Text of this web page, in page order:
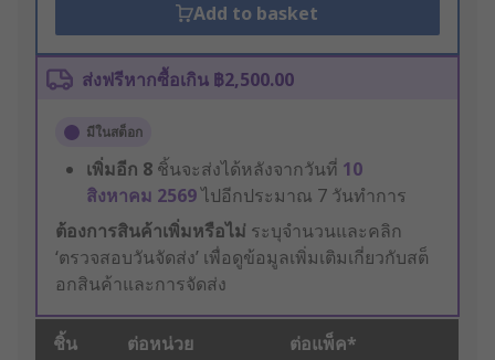
Add to basket
ส่งฟรีหากซื้อเกิน ฿2,500.00
มีในสต็อก
เพิ่มอีก 8 ชิ้นจะส่งได้หลังจากวันที่ 10
สิงหาคม 2569ไปอีกประมาณ 7 วันทำการ
ต้องการสินค้าเพิ่มหรือไม่ ระบุจำนวนและคลิก
‘ตรวจสอบวันจัดส่ง’ เพื่อดูข้อมูลเพิ่มเติมเกี่ยวกับสต็
อกสินค้าและการจัดส่ง
ชิ้น ต่อหน่วย ต่อแพ็ค*